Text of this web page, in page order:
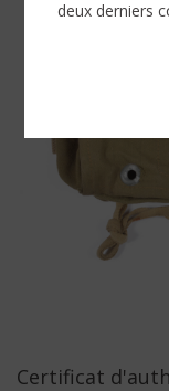
Certificat
deux derniers